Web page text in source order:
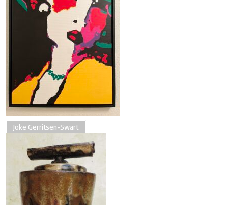
Joke Gerritsen-Swart